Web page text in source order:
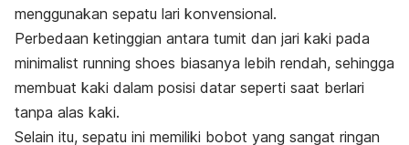
menggunakan sepatu lari konvensional.
Perbedaan ketinggian antara tumit dan jari kaki pada
minimalist running shoes biasanya lebih rendah, sehingga
membuat kaki dalam posisi datar seperti saat berlari
tanpa alas kaki.
Selain itu, sepatu ini memiliki bobot yang sangat ringan